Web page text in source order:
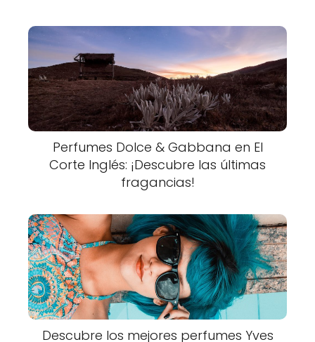
Perfumes Dolce & Gabbana en El
Corte Inglés: ¡Descubre las últimas
fragancias!
Descubre los mejores perfumes Yves